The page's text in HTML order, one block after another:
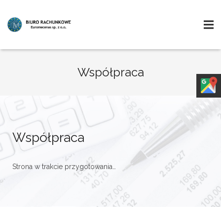
Współpraca
Współpraca
Strona w trakcie przygotowania…